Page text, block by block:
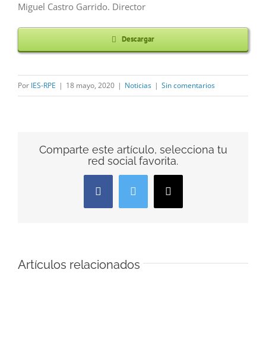
Miguel Castro Garrido. Director
Descargar
Por IES-RPE | 18 mayo, 2020 | Noticias | Sin comentarios
Comparte este artículo, selecciona tu
red social favorita.
FacebookTwitter
Correo
electrónico
Artículos relacionados